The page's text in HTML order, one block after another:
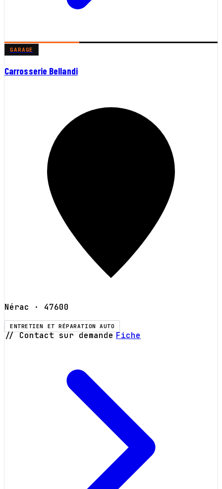
GARAGE
Carrosserie Bellandi
Nérac · 47600
ENTRETIEN ET RÉPARATION AUTO
// Contact sur demande Fiche